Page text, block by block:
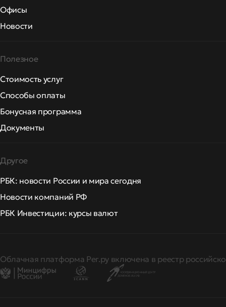
Офисы
Новости
Полезное
Стоимость услуг
Способы оплаты
Бонусная программа
Документы
Другое
РБК: новости России и мира сегодня
Новости компаний РФ
РБК Инвестиции: курсы валют
Облачная платформа Рег.ру включена в реестр